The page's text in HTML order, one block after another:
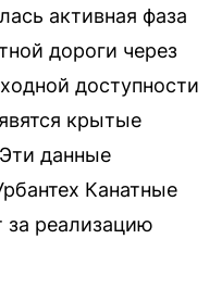
активная фаза
дороги через
доступности
крытые
данные
Канатные
за реализацию